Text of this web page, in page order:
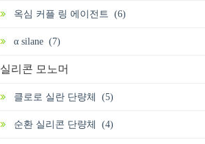
옥심 커플 링 에이전트 (6)
α silane (7)
실리콘 모노머
클로로 실란 단량체 (5)
순환 실리콘 단량체 (4)